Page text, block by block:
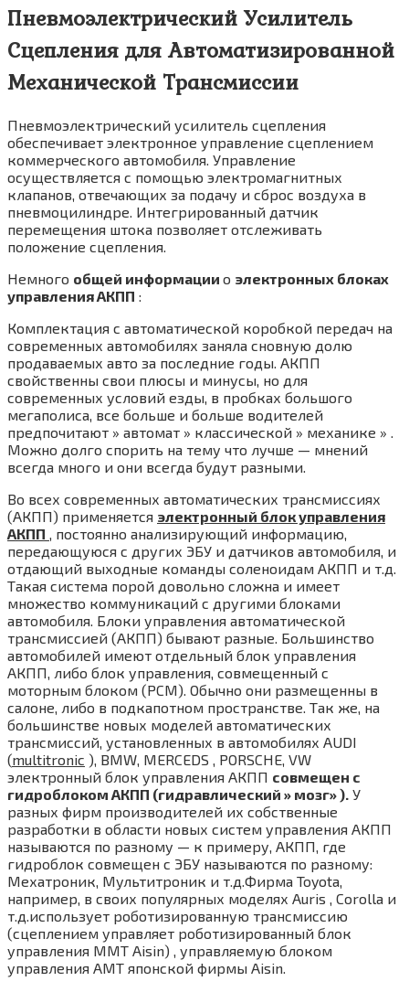
Пневмоэлектрический Усилитель
Сцепления для Автоматизированной
Механической Трансмиссии
Пневмоэлектрический усилитель сцепления
обеспечивает электронное управление сцеплением
коммерческого автомобиля. Управление
осуществляется с помощью электромагнитных
клапанов, отвечающих за подачу и сброс воздуха в
пневмоцилиндре. Интегрированный датчик
перемещения штока позволяет отслеживать
положение сцепления.
Немного общей информации о электронных блоках
управления АКПП :
Комплектация с автоматической коробкой передач на
современных автомобилях заняла сновную долю
продаваемых авто за последние годы. АКПП
свойственны свои плюсы и минусы, но для
современных условий езды, в пробках большого
мегаполиса, все больше и больше водителей
предпочитают » автомат » классической » механике » .
Можно долго спорить на тему что лучше — мнений
всегда много и они всегда будут разными.
Во всех современных автоматических трансмиссиях
(АКПП) применяется электронный блок управления
АКПП
, постоянно анализирующий информацию,
передающуюся с других ЭБУ и датчиков автомобиля, и
отдающий выходные команды соленоидам АКПП и т.д.
Такая система порой довольно сложна и имеет
множество коммуникаций с другими блоками
автомобиля. Блоки управления автоматической
трансмиссией (АКПП) бывают разные. Большинство
автомобилей имеют отдельный блок управления
АКПП, либо блок управления, совмещенный с
моторным блоком (PCM). Обычно они размещенны в
салоне, либо в подкапотном пространстве. Так же, на
большинстве новых моделей автоматических
трансмиссий, установленных в автомобилях AUDI
(multitronic ), BMW, MERCEDS , PORSCHE, VW
электронный блок управления АКПП совмещен с
гидроблоком АКПП (гидравлический » мозг» ). У
разных фирм производителей их собственные
разработки в области новых систем управления АКПП
называются по разному — к примеру, АКПП, где
гидроблок совмещен с ЭБУ называются по разному:
Мехатроник, Мультитроник и т.д.Фирма Toyota,
например, в своих популярных моделях Auris , Corolla и
т.д.использует роботизированную трансмиссию
(сцеплением управляет роботизированный блок
управления MMT Aisin) , управляемую блоком
управления AMT японской фирмы Aisin.